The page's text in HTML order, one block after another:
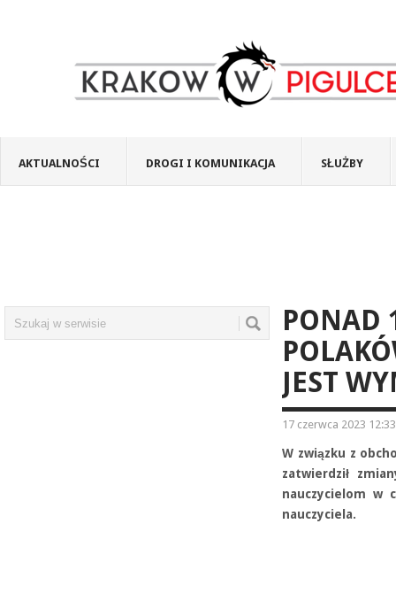
AKTUALNOŚCI DROGI I KOMUNIKACJA SŁUŻBY
PONAD
JEST
17 czerwca 2023 12:33
W związku z
zatwierdził
nauczycielom w
nauczyciela.